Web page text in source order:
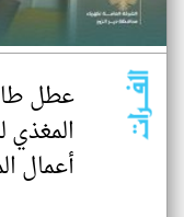
المغذي
أعمال